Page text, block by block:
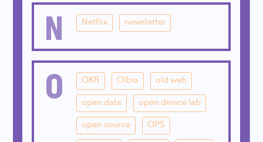
N Netflix newsletter
O OKR Olbia old web
open data open device lab
open source OPS